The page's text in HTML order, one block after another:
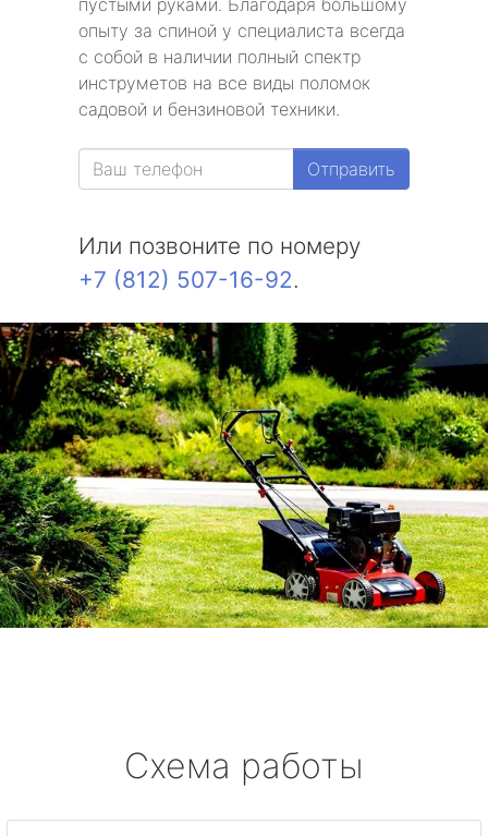
пустыми руками. Благодаря большому
опыту за спиной у специалиста всегда
с собой в наличии полный спектр
инструметов на все виды поломок
садовой и бензиновой техники.
Отправить
Или позвоните по номеру
+7 (812) 507-16-92.
Схема работы